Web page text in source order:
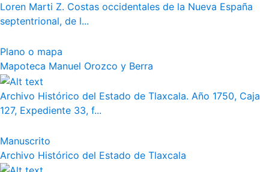
Loren Marti Z. Costas occidentales de la Nueva España
septentrional, de l...
Plano o mapa
Mapoteca Manuel Orozco y Berra
Archivo Histórico del Estado de Tlaxcala. Año 1750, Caja
127, Expediente 33, f...
Manuscrito
Archivo Histórico del Estado de Tlaxcala